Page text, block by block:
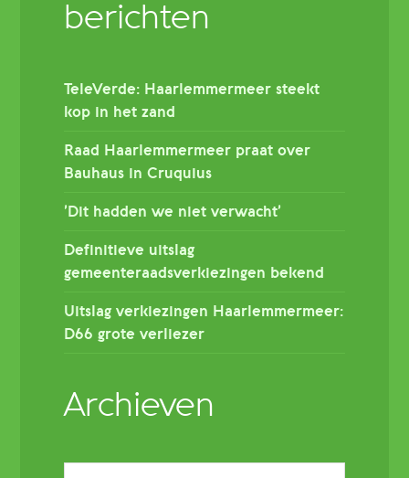
berichten
TeleVerde: Haarlemmermeer steekt
kop in het zand
Raad Haarlemmermeer praat over
Bauhaus in Cruquius
’Dit hadden we niet verwacht’
Definitieve uitslag
gemeenteraadsverkiezingen bekend
Uitslag verkiezingen Haarlemmermeer:
D66 grote verliezer
Archieven
Archieven